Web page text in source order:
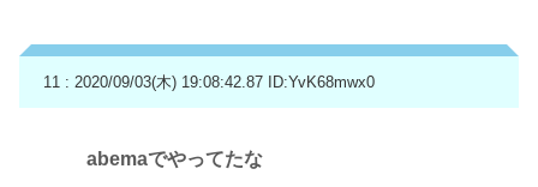
11 : 2020/09/03(木) 19:08:42.87 ID:YvK68mwx0
abemaでやってたな